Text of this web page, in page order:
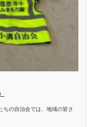
ちの自治会では、地域の皆さ